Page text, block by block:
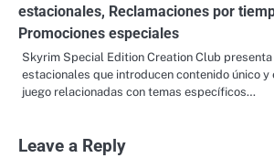
estacionales, Reclamaciones por
Promociones especiales
Skyrim Special Edition Creation Club
estacionales que introducen contenido único y
juego relacionadas con temas específicos…
Leave a Reply